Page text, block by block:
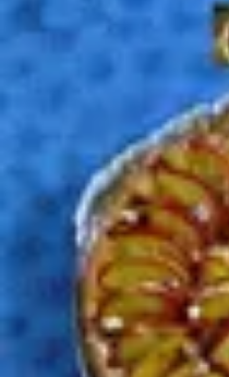
Accompagnement Funéraire
Accompagnement Funéraire
Accompagnement